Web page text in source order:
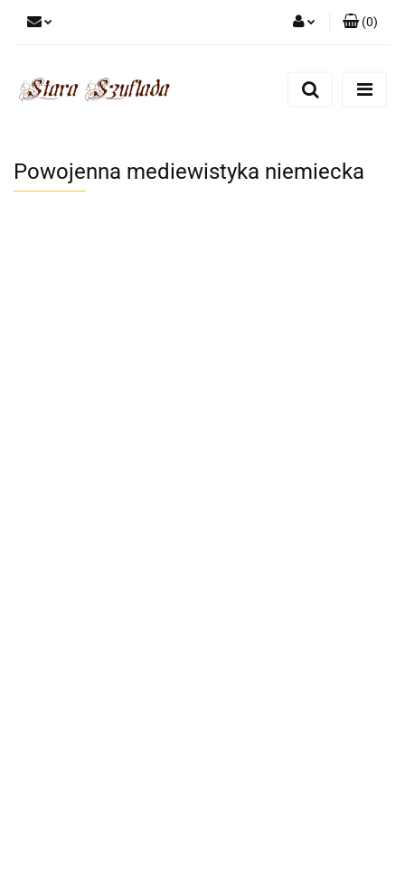
Zarejestruj się
(0)
Powojenna mediewistyka niemiecka